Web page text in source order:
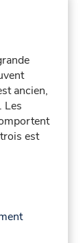
ancien,
Les
est